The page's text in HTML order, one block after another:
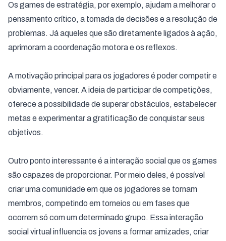
Os games de estratégia, por exemplo, ajudam a melhorar o
pensamento crítico, a tomada de decisões e a resolução de
problemas. Já aqueles que são diretamente ligados à ação,
aprimoram a coordenação motora e os reflexos.
A motivação principal para os jogadores é poder competir e
obviamente, vencer. A ideia de participar de competições,
oferece a possibilidade de superar obstáculos, estabelecer
metas e experimentar a gratificação de conquistar seus
objetivos.
Outro ponto interessante é a interação social que os games
são capazes de proporcionar. Por meio deles, é possível
criar uma comunidade em que os jogadores se tornam
membros, competindo em torneios ou em fases que
ocorrem só com um determinado grupo. Essa interação
social virtual influencia os jovens a formar amizades, criar